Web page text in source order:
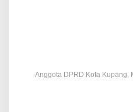
Anggota DPRD Kota Kupang,